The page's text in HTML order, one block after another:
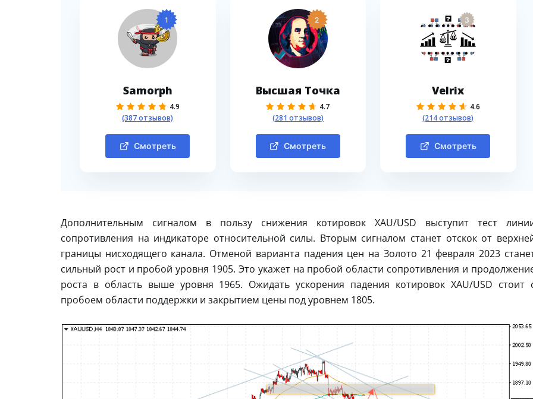
1
Samorph
4.9
(387 отзывов)
Смотреть
2
Высшая Точка
4.7
(281 отзывов)
Смотреть
3
Velrix
4.6
(214 отзывов)
Смотреть
Дополнительным сигналом в пользу снижения котировок XAU/USD выступит тест
сопротивления на индикаторе относительной силы. Вторым сигналом станет отскок от
границы нисходящего канала. Отменой варианта падения цен на Золото 21 февраля 2023
сильный рост и пробой уровня 1905. Это укажет на пробой области сопротивления и
роста в область выше уровня 1965. Ожидать ускорения падения котировок XAU/USD стоит
пробоем области поддержки и закрытием цены под уровнем 1805.